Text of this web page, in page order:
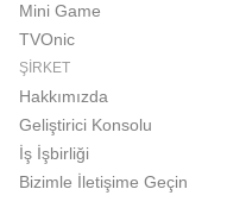
Mini Game
TVOnic
ŞIRKET
Hakkımızda
Geliştirici Konsolu
İş İşbirliği
Bizimle İletişime Geçin